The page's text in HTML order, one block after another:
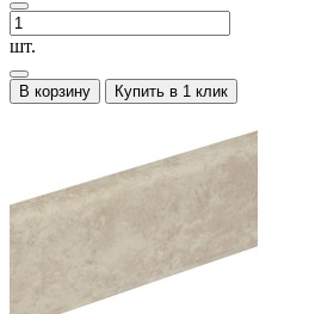
шт.
В корзину Купить в 1 клик